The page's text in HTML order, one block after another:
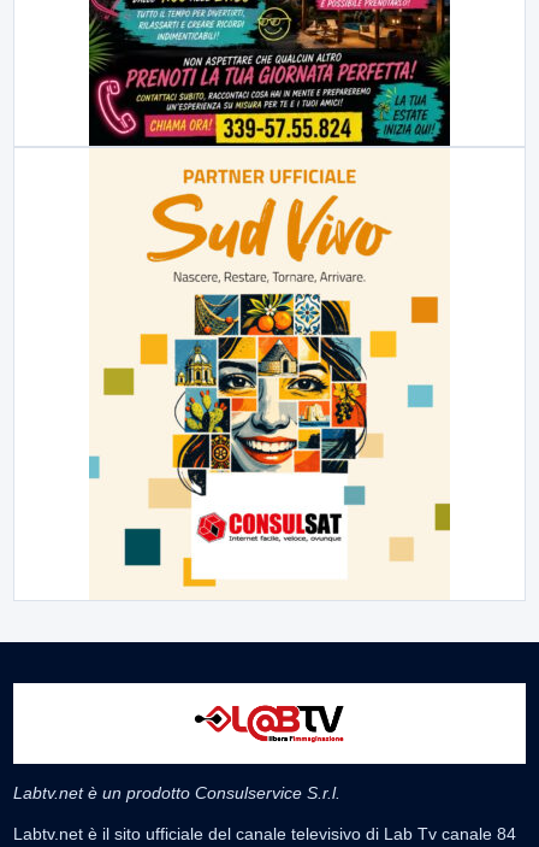
Labtv.net è un prodotto Consulservice S.r.l.
Labtv.net è il sito ufficiale del canale televisivo di Lab Tv canale 84